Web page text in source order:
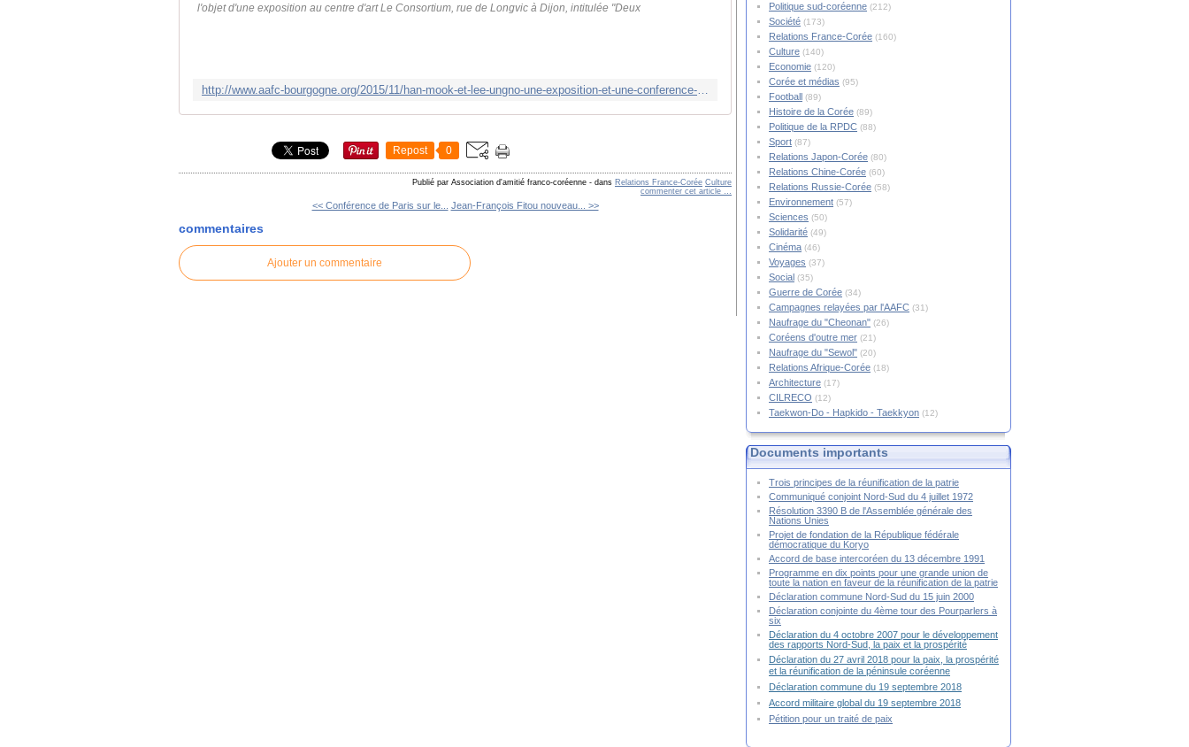
l'objet d'une exposition au centre d'art Le Consortium, rue de Longvic à Dijon, intitulée "Deux
http://www.aafc-bourgogne.org/2015/11/han-mook-et-lee-ungno-une-exposition-et-une-conference-au-consortium-a-dijon.html
Repost 0
Publié par Association d'amitié franco-coréenne - dans Relations France-Corée Culture
commenter cet article …
<< Conférence de Paris sur le... Jean-François Fitou nouveau... >>
commentaires
Ajouter un commentaire
Politique sud-coréenne (212)
Société (173)
Relations France-Corée (160)
Culture (140)
Economie (120)
Corée et médias (95)
Football (89)
Histoire de la Corée (89)
Politique de la RPDC (88)
Sport (87)
Relations Japon-Corée (80)
Relations Chine-Corée (60)
Relations Russie-Corée (58)
Environnement (57)
Sciences (50)
Solidarité (49)
Cinéma (46)
Voyages (37)
Social (35)
Guerre de Corée (34)
Campagnes relayées par l'AAFC (31)
Naufrage du "Cheonan" (26)
Coréens d'outre mer (21)
Naufrage du "Sewol" (20)
Relations Afrique-Corée (18)
Architecture (17)
CILRECO (12)
Taekwon-Do - Hapkido - Taekkyon (12)
Documents importants
Trois principes de la réunification de la patrie
Communiqué conjoint Nord-Sud du 4 juillet 1972
Résolution 3390 B de l'Assemblée générale des
Nations Unies
Projet de fondation de la République fédérale
démocratique du Koryo
Accord de base intercoréen du 13 décembre 1991
Programme en dix points pour une grande union de
toute la nation en faveur de la réunification de la patrie
Déclaration commune Nord-Sud du 15 juin 2000
Déclaration conjointe du 4ème tour des Pourparlers à
six
Déclaration du 4 octobre 2007 pour le développement
des rapports Nord-Sud, la paix et la prospérité
Déclaration du 27 avril 2018 pour la paix, la prospérité
et la réunification de la péninsule coréenne
Déclaration commune du 19 septembre 2018
Accord militaire global du 19 septembre 2018
Pétition pour un traité de paix